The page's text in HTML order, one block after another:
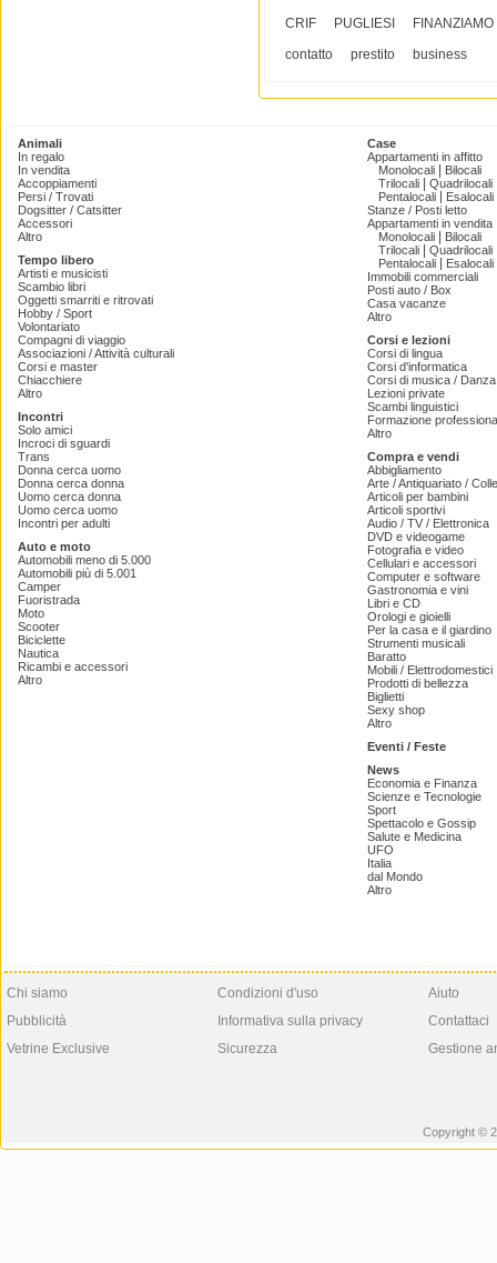
CRIF PUGLIESI
FINANZIAMO
contatto
prestito business
Animali
In regalo
In vendita
Accoppiamenti
Persi / Trovati
Dogsitter / Catsitter
Accessori
Altro
Tempo libero
Artisti e musicisti
Scambio libri
Oggetti smarriti e ritrovati
Hobby / Sport
Volontariato
Compagni di viaggio
Associazioni / Attività culturali
Corsi e master
Chiacchiere
Altro
Incontri
Solo amici
Incroci di sguardi
Trans
Donna cerca uomo
Donna cerca donna
Uomo cerca donna
Uomo cerca uomo
Incontri per adulti
Auto e moto
Automobili meno di 5.000
Automobili più di 5.001
Camper
Fuoristrada
Moto
Scooter
Biciclette
Nautica
Ricambi e accessori
Altro
Case
Appartamenti in affitto
Monolocali
Bilocali
Trilocali
Quadrilocali
Pentalocali
Esalocali
Stanze / Posti letto
Appartamenti in vendita
Monolocali
Bilocali
Trilocali
Quadrilocali
Pentalocali
Esalocali
Immobili commerciali
Posti auto / Box
Casa vacanze
Altro
Corsi e lezioni
Corsi di lingua
Corsi d'informatica
Corsi di musica /
Lezioni private
Scambi linguistici
Formazione
Altro
Compra e vendi
Abbigliamento
Arte / Antiquariato /
Articoli per bambini
Articoli sportivi
Audio / TV / Elettronica
DVD e videogame
Fotografia e video
Cellulari e accessori
Computer e software
Gastronomia e vini
Libri e CD
Orologi e gioielli
Per la casa e il giardino
Strumenti musicali
Baratto
Mobili / Elettrodomestici
Prodotti di bellezza
Biglietti
Sexy shop
Altro
Eventi / Feste
News
Economia e Finanza
Scienze e Tecnologie
Sport
Spettacolo e Gossip
Salute e Medicina
UFO
Italia
dal Mondo
Altro
Chi siamo
Pubblicità
Vetrine Exclusive
Condizioni d'uso
Informativa sulla privacy
Sicurezza
Aiuto
Contattaci
Gestione
Copyright ©